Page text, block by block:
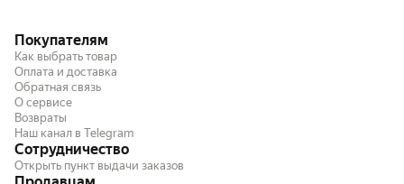
Покупателям
Как выбрать товар
Оплата и доставка
Обратная связь
О сервисе
Возвраты
Наш канал в Telegram
Сотрудничество
Открыть пункт выдачи заказов